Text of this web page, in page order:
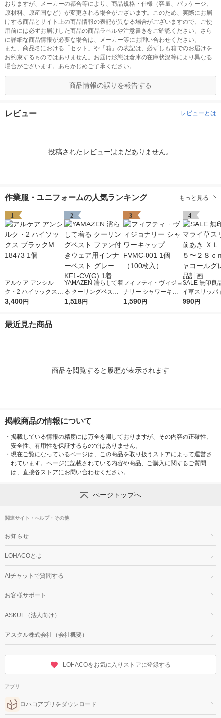
おりますが、メーカーの都合等により、商品規格・仕様（容量、パッケージ、
原材料、原産国など）が変更される場合がございます。このため、実際にお届
けする商品とサイト上の商品情報の表記が異なる場合がございますので、ご使
用前には必ずお届けした商品の商品ラベルや注意書きをご確認ください。さら
に詳細な商品情報が必要な場合は、メーカー等にお問い合わせください。
また、商品名における「セット」や「箱」の表記は、必ずしも箱でのお届けを
お約束するものではありません。お届け形態は倉庫の在庫状況等により異なる
場合がございます。あらかじめご了承ください。
商品情報の誤りを報告する
レビュー レビューとは
投稿されたレビューはまだありません。
作業服・ユニフォームの人気ランキング もっと見る
1
アルケア アンシル
ク・2 ハイソックス
ブラックM 18473 1個
3,400円
2
YAMAZEN 濡らして着
る クーリングベスト
ファン付きウェア用イ
1,518円
3
フィフティ・ヴィジョ
ナリー シャワーキャ
ップ FVMC-001 1個
1,590円
4
SALE 無印良
イ草スリッパ
ＸＬ ２６．５
990円
最近見た商品
商品を閲覧すると履歴が表示されます
掲載商品の情報について
・ 掲載している情報の精度には万全を期しておりますが、その内容の正確性、
安全性、有用性を保証するものではありません。
・ 現在ご覧になっているページは、この商品を取り扱うストアによって運営さ
れています。ページに記載されている内容や商品、ご購入に関するご質問
は、直接各ストアにお問い合わせください。
ページトップへ
関連サイト・ヘルプ・その他
お知らせ
LOHACOとは
AIチャットで質問する
お客様サポート
ASKUL（法人向け）
アスクル株式会社（会社概要）
LOHACOをお気に入りストアに登録する
アプリ
ロハコアプリをダウンロード